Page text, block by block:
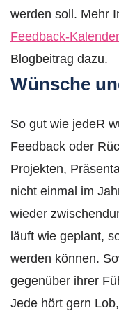
werden soll. Mehr
Feedback-Kalender
Blogbeitrag dazu.
Wünsche
So gut wie jedeR
Feedback oder
Projekten,
nicht einmal im
wieder
läuft wie geplant,
werden können.
gegenüber ihrer
Jede hört gern